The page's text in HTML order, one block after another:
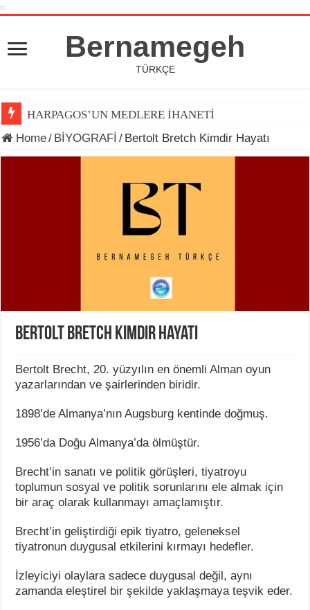
Bernamegeh
TÜRKÇE
HARPAGOS’UN MEDLERE İHANETİ
Home/ BİYOGRAFİ / Bertolt Bretch Kimdir Hayatı
Bertolt Bretch Kimdir Hayatı
Bertolt Brecht, 20. yüzyılın en önemli Alman oyun
yazarlarından ve şairlerinden biridir.
1898’de Almanya’nın Augsburg kentinde doğmuş.
1956’da Doğu Almanya’da ölmüştür.
Brecht’in sanatı ve politik görüşleri, tiyatroyu
toplumun sosyal ve politik sorunlarını ele almak için
bir araç olarak kullanmayı amaçlamıştır.
Brecht’in geliştirdiği epik tiyatro, geleneksel
tiyatronun duygusal etkilerini kırmayı hedefler.
İzleyiciyi olaylara sadece duygusal değil, aynı
zamanda eleştirel bir şekilde yaklaşmaya teşvik eder.